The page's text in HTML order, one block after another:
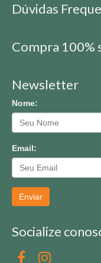
Dúvidas
Compra 100%
Newsletter
Nome:
Email:
Enviar
Socialize